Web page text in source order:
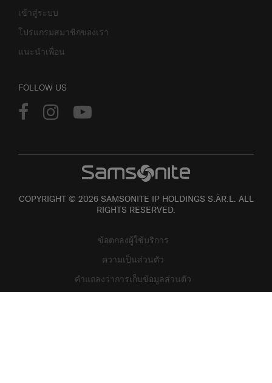
เข้าสู่ระบบ
โปรแกรมสมาชิกของเรา
แนะนำเพื่อน
FOLLOW US
COPYRIGHT © 2026 SAMSONITE IP HOLDINGS S.ÀR.L. ALL
RIGHTS RESERVED.
ข้อตกลงผู้ใช้บริการ
ความเป็นส่วนตัว
คำแถลงว่าการเก็บข้อมูลส่วนตัว